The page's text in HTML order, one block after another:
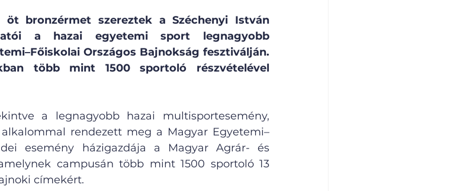
bronzérmet szereztek a Széchenyi István
a hazai egyetemi sport legnagyobb
Országos Bajnokság fesztiválján.
több mint 1500 sportoló részvételével
a legnagyobb hazai multisportesemény,
rendezett meg a Magyar Egyetemi–
esemény házigazdája a Magyar Agrár- és
campusán több mint 1500 sportoló 13
címekért.